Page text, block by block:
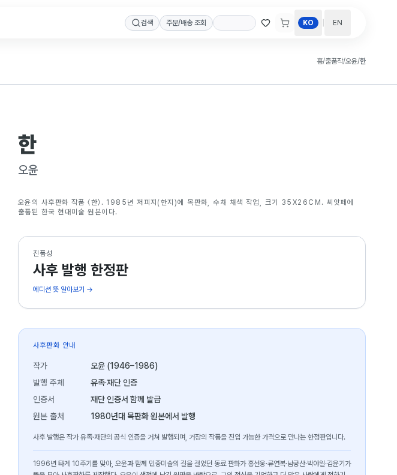
검색 주문/배송 조회 KO EN
홈/출품작/오윤/한
한
오윤
오윤의 사후판화 작품 〈한〉. 1985년 저피지(한지)에 목판화, 수채 채색 작업, 크기 35X26CM. 씨앗페에
출품된 한국 현대미술 원본이다.
진품성
사후 발행 한정판
에디션 뜻 알아보기 →
사후판화 안내
작가
오윤 (1946–1986)
발행 주체
유족·재단 인증
인증서
재단 인증서 함께 발급
원본 출처
1980년대 목판화 원본에서 발행
사후 발행은 작가 유족·재단의 공식 인증을 거쳐 발행되며, 거장의 작품을 진입 가능한 가격으로 만나는 한정판입니다.
1996년 타계 10주기를 맞아, 오윤과 함께 민중미술의 길을 걸었던 동료 판화가 홍선웅·류연복·남궁산·박야일·김윤기가